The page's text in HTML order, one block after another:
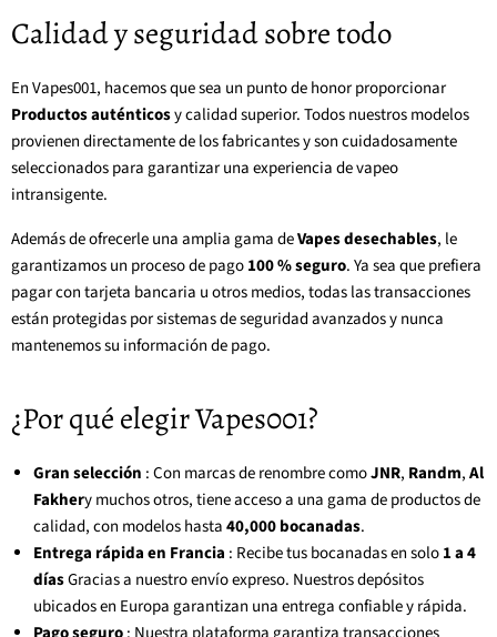
Calidad y seguridad sobre todo
En Vapes001, hacemos que sea un punto de honor proporcionar
Productos auténticosy calidad superior. Todos nuestros modelos
provienen directamente de los fabricantes y son cuidadosamente
seleccionados para garantizar una experiencia de vapeo
intransigente.
Además de ofrecerle una amplia gama deVapes desechables, le
garantizamos un proceso de pago100 % seguro. Ya sea que prefiera
pagar con tarjeta bancaria u otros medios, todas las transacciones
están protegidas por sistemas de seguridad avanzados y nunca
mantenemos su información de pago.
¿Por qué elegir Vapes001?
Gran selección : Con marcas de renombre comoJNR, Randm,Al
Fakhery muchos otros, tiene acceso a una gama de productos de
calidad, con modelos hasta40,000 bocanadas.
Entrega rápida en Francia : Recibe tus bocanadas en solo1 a 4
díasGracias a nuestro envío expreso. Nuestros depósitos
ubicados en Europa garantizan una entrega confiable y rápida.